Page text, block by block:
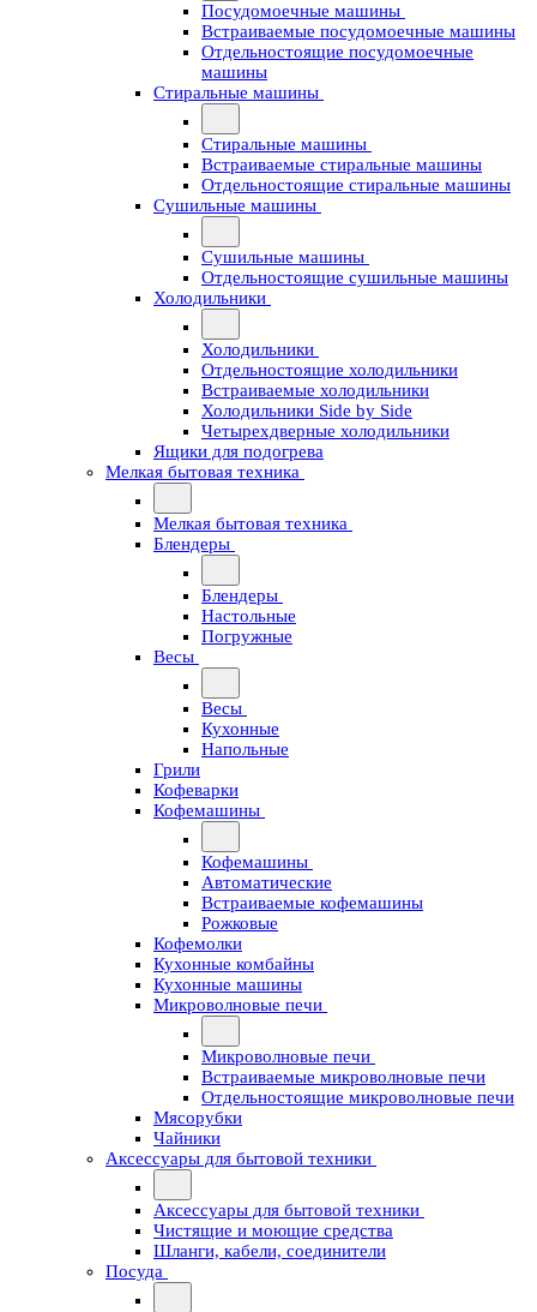
Посудомоечные машины
Встраиваемые посудомоечные машины
Отдельностоящие посудомоечные
машины
Стиральные машины
Стиральные машины
Встраиваемые стиральные машины
Отдельностоящие стиральные машины
Сушильные машины
Сушильные машины
Отдельностоящие сушильные машины
Холодильники
Холодильники
Отдельностоящие холодильники
Встраиваемые холодильники
Холодильники Side by Side
Четырехдверные холодильники
Ящики для подогрева
Мелкая бытовая техника
Мелкая бытовая техника
Блендеры
Блендеры
Настольные
Погружные
Весы
Весы
Кухонные
Напольные
Грили
Кофеварки
Кофемашины
Кофемашины
Автоматические
Встраиваемые кофемашины
Рожковые
Кофемолки
Кухонные комбайны
Кухонные машины
Микроволновые печи
Микроволновые печи
Встраиваемые микроволновые печи
Отдельностоящие микроволновые печи
Мясорубки
Чайники
Аксессуары для бытовой техники
Аксессуары для бытовой техники
Чистящие и моющие средства
Шланги, кабели, соединители
Посуда